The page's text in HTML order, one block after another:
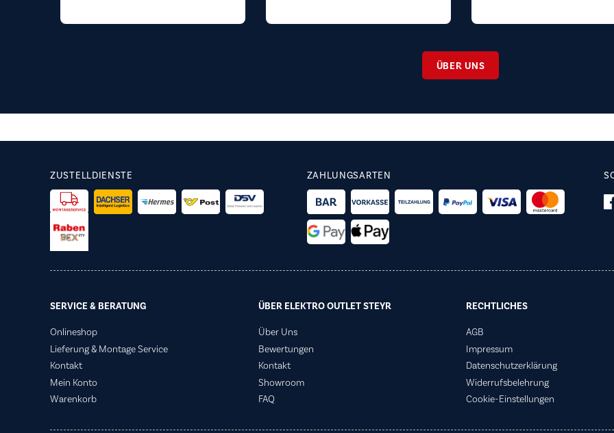
ÜBER UNS
ZUSTELLDIENSTE ZAHLUNGSARTEN
SERVICE & BERATUNG
Onlineshop
Lieferung & Montage Service
Kontakt
Mein Konto
Warenkorb
ÜBER ELEKTRO OUTLET STEYR
Über Uns
Bewertungen
Kontakt
Showroom
FAQ
RECHTLICHES
AGB
Impressum
Datenschutzerklärung
Widerrufsbelehrung
Cookie-Einstellungen